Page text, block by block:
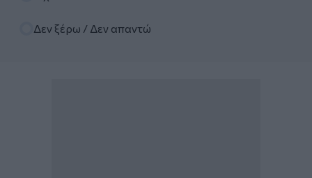
Δεν ξέρω / Δεν απαντώ